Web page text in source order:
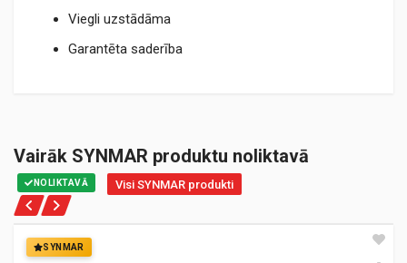
Viegli uzstādāma
Garantēta saderība
Vairāk SYNMAR produktu noliktavā
NOLIKTAVĀ Visi SYNMAR produkti
SYNMAR